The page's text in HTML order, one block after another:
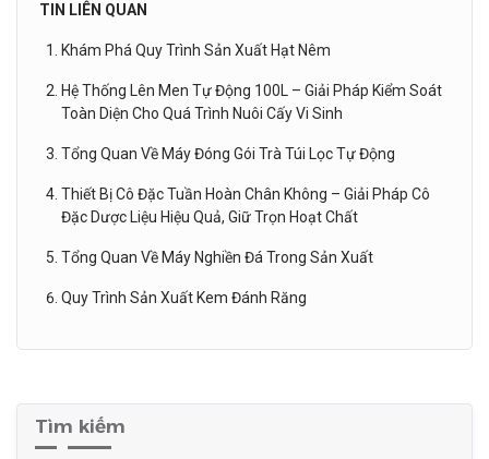
TIN LIÊN QUAN
Khám Phá Quy Trình Sản Xuất Hạt Nêm
Hệ Thống Lên Men Tự Động 100L – Giải Pháp Kiểm Soát
Toàn Diện Cho Quá Trình Nuôi Cấy Vi Sinh
Tổng Quan Về Máy Đóng Gói Trà Túi Lọc Tự Động
Thiết Bị Cô Đặc Tuần Hoàn Chân Không – Giải Pháp Cô
Đặc Dược Liệu Hiệu Quả, Giữ Trọn Hoạt Chất
Tổng Quan Về Máy Nghiền Đá Trong Sản Xuất
Quy Trình Sản Xuất Kem Đánh Răng
Tìm kiếm